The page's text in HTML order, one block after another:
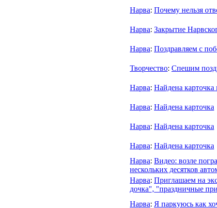
Нарва: Почему нельзя
Нарва: Закрытие
Нарва: Поздравляем с
Творчество: Спешим
Нарва: Найдена
Нарва: Найдена карточка
Нарва: Найдена карточка
Нарва: Найдена карточка
Нарва: Видео: возле
нескольких десятков
Нарва: Приглашаем на
дочка", "праздничные
Нарва: Я паркуюсь как